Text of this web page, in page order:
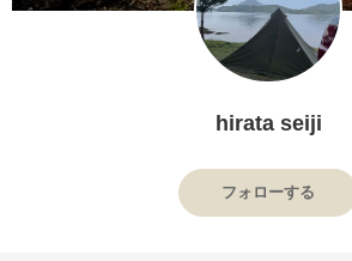
hirata seiji
フォローする